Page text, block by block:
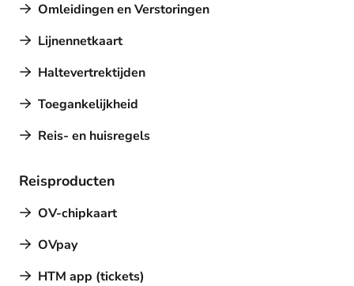
Omleidingen en Verstoringen
Lijnennetkaart
Haltevertrektijden
Toegankelijkheid
Reis- en huisregels
Reisproducten
OV-chipkaart
OVpay
HTM app (tickets)